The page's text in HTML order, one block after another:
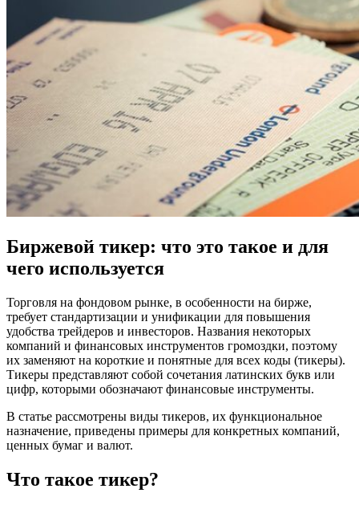
Биржевой тикер: что это такое и для
чего используется
Торговля на фондовом рынке, в особенности на бирже,
требует стандартизации и унификации для повышения
удобства трейдеров и инвесторов. Названия некоторых
компаний и финансовых инструментов громоздки, поэтому
их заменяют на короткие и понятные для всех коды (тикеры).
Тикеры представляют собой сочетания латинских букв или
цифр, которыми обозначают финансовые инструменты.
В статье рассмотрены виды тикеров, их функциональное
назначение, приведены примеры для конкретных компаний,
ценных бумаг и валют.
Что такое тикер?